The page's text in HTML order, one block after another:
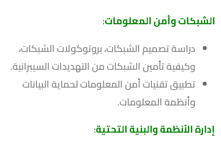
الشبكات وأمن المعلومات:
دراسة تصميم الشبكات، بروتوكولات الشبكات،
وكيفية تأمين الشبكات من التهديدات السيبرانية.
تطبيق تقنيات أمن المعلومات لحماية البيانات
وأنظمة المعلومات.
إدارة الأنظمة والبنية التحتية: